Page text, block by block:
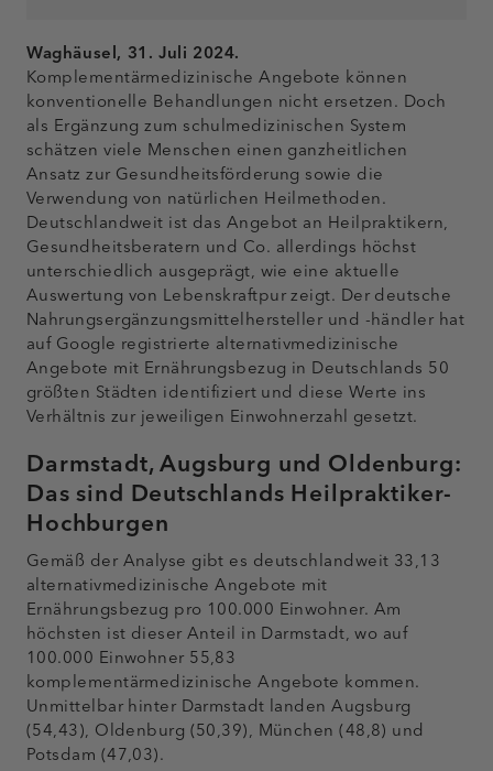
Waghäusel, 31. Juli 2024.
Komplementärmedizinische Angebote können
konventionelle Behandlungen nicht ersetzen. Doch
als Ergänzung zum schulmedizinischen System
schätzen viele Menschen einen ganzheitlichen
Ansatz zur Gesundheitsförderung sowie die
Verwendung von natürlichen Heilmethoden.
Deutschlandweit ist das Angebot an Heilpraktikern,
Gesundheitsberatern und Co. allerdings höchst
unterschiedlich ausgeprägt, wie eine aktuelle
Auswertung von Lebenskraftpur zeigt. Der deutsche
Nahrungsergänzungsmittelhersteller und -händler hat
auf Google registrierte alternativmedizinische
Angebote mit Ernährungsbezug in Deutschlands 50
größten Städten identifiziert und diese Werte ins
Verhältnis zur jeweiligen Einwohnerzahl gesetzt.
Darmstadt, Augsburg und Oldenburg:
Das sind Deutschlands Heilpraktiker-
Hochburgen
Gemäß der Analyse gibt es deutschlandweit 33,13
alternativmedizinische Angebote mit
Ernährungsbezug pro 100.000 Einwohner. Am
höchsten ist dieser Anteil in Darmstadt, wo auf
100.000 Einwohner 55,83
komplementärmedizinische Angebote kommen.
Unmittelbar hinter Darmstadt landen Augsburg
(54,43), Oldenburg (50,39), München (48,8) und
Potsdam (47,03).